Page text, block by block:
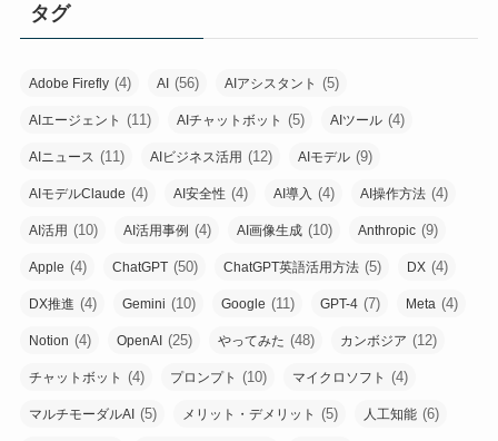
タグ
Adobe Firefly (4) AI (56) AIアシスタント (5)
AIエージェント (11) AIチャットボット (5) AIツール (4)
AIニュース (11) AIビジネス活用 (12) AIモデル (9)
AIモデルClaude (4) AI安全性 (4) AI導入 (4) AI操作方法 (4)
AI活用 (10) AI活用事例 (4) AI画像生成 (10) Anthropic (9)
Apple (4) ChatGPT (50) ChatGPT英語活用方法 (5) DX (4)
DX推進 (4) Gemini (10) Google (11) GPT-4 (7) Meta (4)
Notion (4) OpenAI (25) やってみた (48) カンボジア (12)
チャットボット (4) プロンプト (10) マイクロソフト (4)
マルチモーダルAI (5) メリット・デメリット (5) 人工知能 (6)